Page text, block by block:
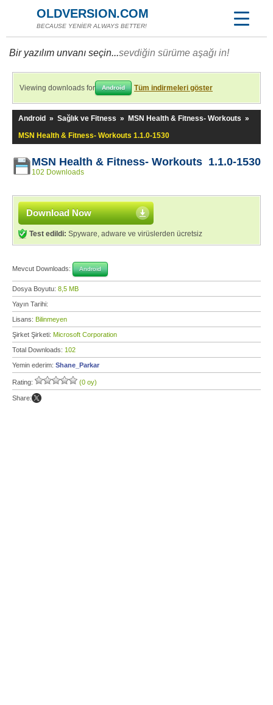
OLDVERSION.COM
BECAUSE YENİER ALWAYS BETTER!
Bir yazılım unvanı seçin...sevdiğin sürüme aşağı in!
Viewing downloads for Android Tüm indirmeleri göster
Android » Sağlık ve Fitness » MSN Health & Fitness- Workouts »
MSN Health & Fitness- Workouts 1.1.0-1530
MSN Health & Fitness- Workouts 1.1.0-1530
102 Downloads
Download Now
Test edildi: Spyware, adware ve virüslerden ücretsiz
Mevcut Downloads: Android
Dosya Boyutu: 8,5 MB
Yayın Tarihi:
Lisans: Bilinmeyen
Şirket Şirketi: Microsoft Corporation
Total Downloads: 102
Yemin ederim: Shane_Parkar
Rating: (0 oy)
Share: